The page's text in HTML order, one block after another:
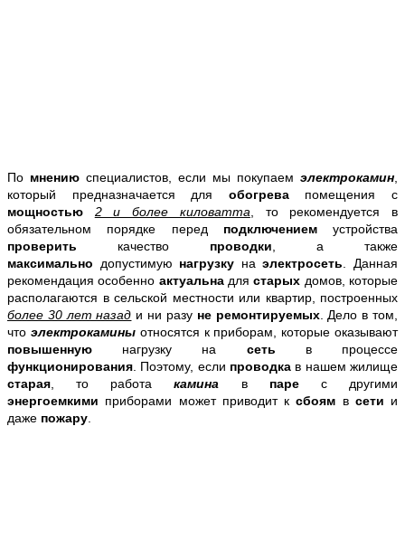
По мнению специалистов, если мы покупаем электрокамин
который предназначается для обогрева помещения с
мощностью 2 и более киловатта , то рекомендуется в
обязательном порядке перед подключением устройства
проверить качество проводки , а также
максимально допустимую нагрузку наэлектросеть . Данная
рекомендация особенно актуальна длястарых домов, которые
располагаются в сельской местности или квартир, построенных
более 30 лет назад и ни разу не ремонтируемых. Дело в том,
что электрокамины относятся к приборам, которые оказывают
повышенную нагрузку на сеть в процессе
функционирования . Поэтому, если проводка в нашем жилище
старая , то работакамина в паре с другими
энергоемкими приборами может приводит ксбоям в сети и
даже пожару